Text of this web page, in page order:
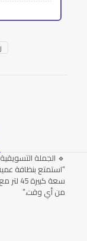
🔹 الجملة
سعة
من أي وقت.”